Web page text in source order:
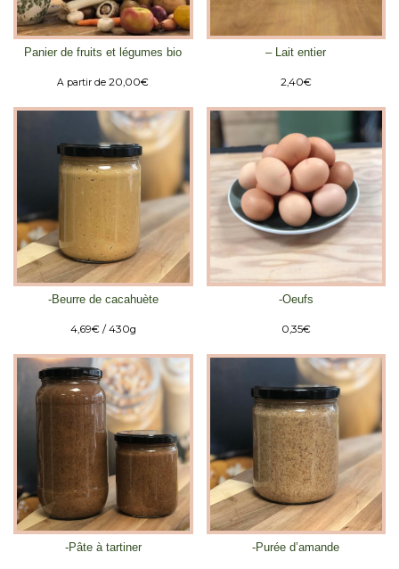
Panier de fruits et légumes bio
A partir de 20,00€
– Lait entier
2,40€
-Beurre de cacahuète
4,69€ / 430g
-Oeufs
0,35€
-Pâte à tartiner -Purée d’amande